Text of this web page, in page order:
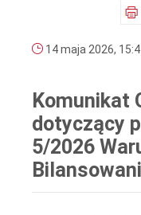
14 maja 2026,
Komunikat
dotyczący
5/2026